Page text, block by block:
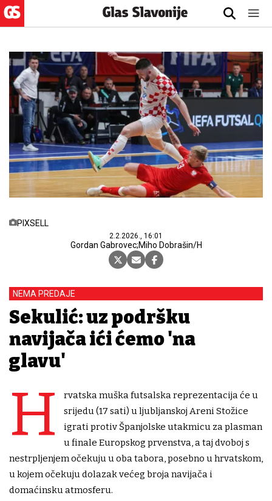
PIXSELL
2.2.2026., 16:01
Gordan Gabrovec;Miho Dobrašin/H
NEMA PREDAJE
Sekulić: uz podršku
navijača ići ćemo 'na
glavu'
H
rvatska muška futsalska reprezentacija će u
srijedu (17 sati) u ljubljanskoj Areni Stožice
igrati protiv Španjolske utakmicu za plasman
u finale Europskog prvenstva, a taj dvoboj s
nestrpljenjem očekuju u oba tabora, posebno u hrvatskom,
u kojem očekuju dolazak većeg broja navijača i
domaćinsku atmosferu.